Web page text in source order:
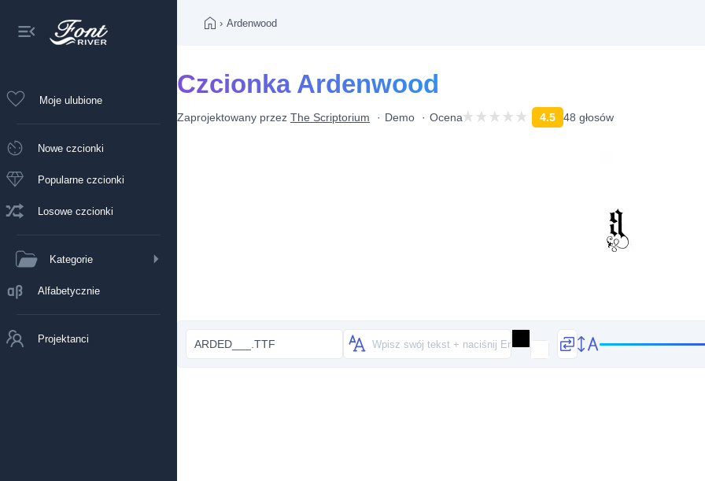
Moje ulubione
Nowe czcionki
Popularne czcionki
Losowe czcionki
Kategorie
Alfabetycznie
Projektanci
› Ardenwood
Czcionka Ardenwood
Zaprojektowany przez The Scriptorium Demo Ocena 4.5 48 głosów
ARDED___.TTF